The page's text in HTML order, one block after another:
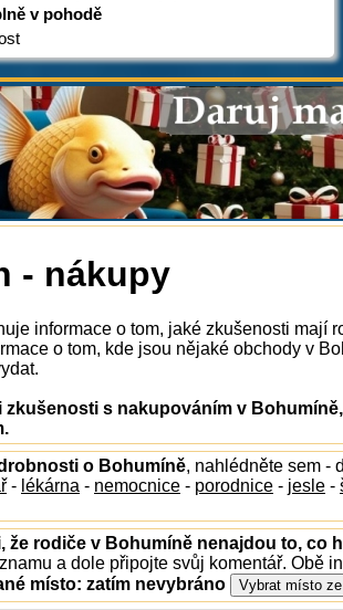
v pohodě
- nákupy
informace o tom, jaké zkušenosti mají
o tom, kde jsou nějaké obchody v
zkušenosti s nakupováním v
o Bohumíně, nahlédněte sem -
- lékárna - nemocnice - porodnice - jesle -
že rodiče v Bohumíně nenajdou to, co
a dole připojte svůj komentář. Obě
místo: zatím nevybráno